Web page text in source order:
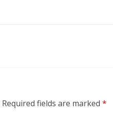
Required fields are marked *